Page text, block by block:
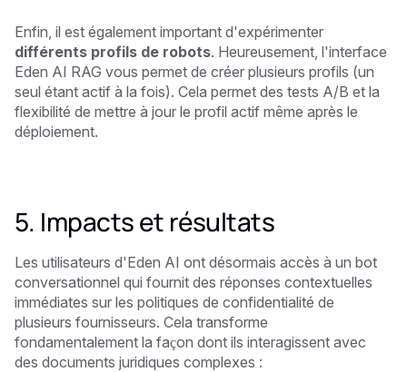
Enfin, il est également important d'expérimenter
différents profils de robots. Heureusement, l'interface
Eden AI RAG vous permet de créer plusieurs profils (un
seul étant actif à la fois). Cela permet des tests A/B et la
flexibilité de mettre à jour le profil actif même après le
déploiement.
5. Impacts et résultats
Les utilisateurs d'Eden AI ont désormais accès à un bot
conversationnel qui fournit des réponses contextuelles
immédiates sur les politiques de confidentialité de
plusieurs fournisseurs. Cela transforme
fondamentalement la façon dont ils interagissent avec
des documents juridiques complexes :